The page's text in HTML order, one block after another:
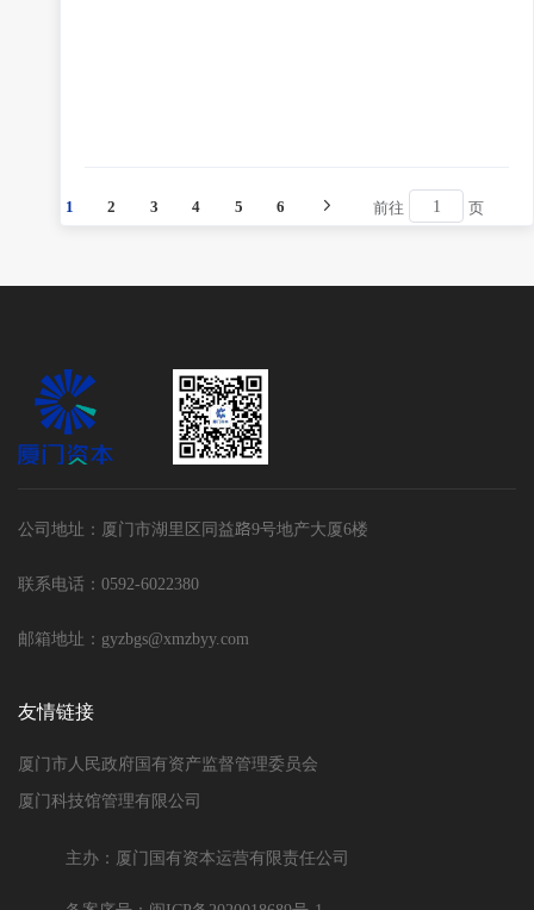
1 2 3 4 5 6 前往 页
公司地址：厦门市湖里区同益路9号地产大厦6楼
联系电话：0592-6022380
邮箱地址：gyzbgs@xmzbyy.com
友情链接
厦门市人民政府国有资产监督管理委员会
厦门科技馆管理有限公司
主办：厦门国有资本运营有限责任公司